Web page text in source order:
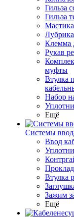
Гильза
Гильза
Клемма
Рукав
муфты
Втулка
Набор
Ещё
Системы
Ввод
Втулка
Зажим
Ещё